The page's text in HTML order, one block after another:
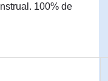
100% de